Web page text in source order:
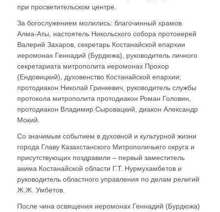
при просветительском центре.
За богослужением молились: благочинный храмов
Алма-Аты, настоятель Никольского собора протоиерей
Валерий Захаров, секретарь Костанайской епархии
иеромонах Геннадий (Бурдюжа), руководитель личного
секретариата митрополита иеромонах Прохор
(Ендовицкий), духовенство Костанайской епархии;
протодиакон Николай Гринкевич, руководитель службы
протокола митрополита протодиакон Роман Головин,
протодиакон Владимир Сыровацкий, диакон Александр
Мокий.
Со значимым событием в духовной и культурной жизни
города Главу Казахстанского Митрополичьего округа и
присутствующих поздравили – первый заместитель
акима Костанайской области Г.Т. Нурмухамбетов и
руководитель областного управления по делам религий
Ж.Ж. Умбетов.
После чина освящения иеромонах Геннадий (Бурдюжа)